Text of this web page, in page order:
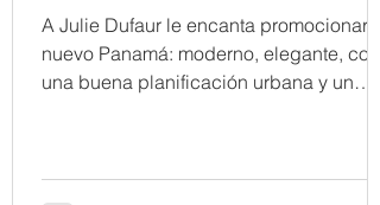
panameño
A Julie Dufaur le encanta promocionar al
nuevo Panamá: moderno, elegante, con
una buena planificación urbana y un